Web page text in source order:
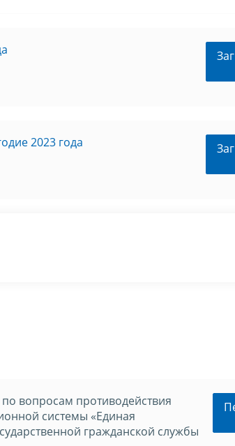
2023 года
вопросам противодействия
системы «Единая
гражданской службы